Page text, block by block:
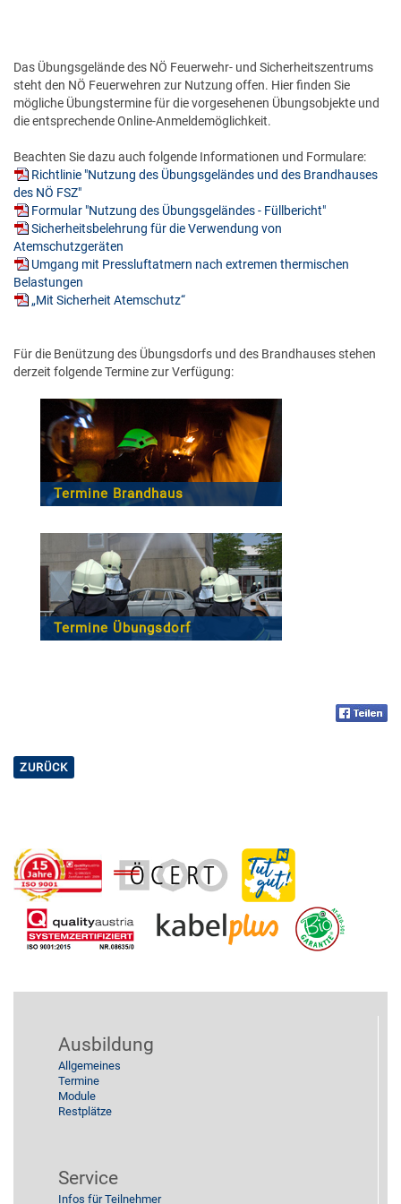
2020
2019
2018
2017
2015
2014
2013
Areal
Modulverwaltung
Qualitätsmanagement
Technik
IT
Finanz
Empfang
Küche
Reinigung
e-Informationen
Restplätze
Brandhaus & Übungsdorf
Lernvideos
Das Übungsgelände des NÖ Feuerwehr- und Sicherheitszentrums
steht den NÖ Feuerwehren zur Nutzung offen. Hier finden Sie
mögliche Übungstermine für die vorgesehenen Übungsobjekte und
die entsprechende Online-Anmeldemöglichkeit.
Beachten Sie dazu auch folgende Informationen und Formulare:
Richtlinie "Nutzung des Übungsgeländes und des Brandhauses
des NÖ FSZ"
Formular "Nutzung des Übungsgeländes - Füllbericht"
Sicherheitsbelehrung für die Verwendung von
Atemschutzgeräten
Umgang mit Pressluftatmern nach extremen thermischen
Belastungen
„Mit Sicherheit Atemschutz“
Für die Benützung des Übungsdorfs und des Brandhauses stehen
derzeit folgende Termine zur Verfügung:
Termine Brandhaus
Termine Übungsdorf
ZURÜCK
Ausbildung
Allgemeines
Termine
Module
Restplätze
Service
Infos für Teilnehmer